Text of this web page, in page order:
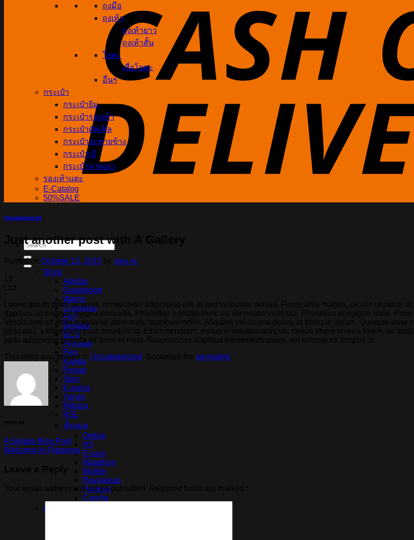
Search
for:
Shop
Adidas
Grandsport
Warrix
Converse
FBT
Breaker
BCS
Flyhawk
Pan
Kappa
Pegan
Spin
K-swiss
Yonex
Mikasa
RSL
ทั้งหมด
Option
H3
E-vani
Marathon
Molten
Havaianas
Popteen
Carcha
ผู้ชาย
ถุงมือ
ถุงเท้า
ถุงเท้ายาว
ถุงเท้าสั้น
โยคะ
เสื่อโยคะ
อื่นๆ
กระเป๋า
กระเป๋ายิม
กระเป๋ารองเท้า
กระเป๋าดัฟเฟิล
กระเป๋าสะพายข้าง
กระเป๋าเป้
กระเป๋าคาดเอว
รองเท้าแตะ
E-Catalog
50%SALE
Uncategorized
Just another post with A Gallery
Posted on October 13, 2015 mos w.
Lorem ipsum dolor sit amet, consectetur adipiscing elit. In sed vulputate massa. Fusce ante magna, iaculis ut purus
dapibus, et tristique magna convallis. Phasellus egestas nunc eu venenatis vehicula. Phasellus et magna nulla.
Vestibulum sit amet magna sit amet nunc faucibus mollis. Aliquam vel lacinia purus, id tristique ipsum. Quisque vitae
justo orci, a bibendum risus tincidunt id. Etiam hendrerit, metus in volutpat tempus, neque libero viverra lorem, ac
justo adipiscing gravida sit amet et risus. Suspendisse dapibus elementum quam, vel semper mi tempus ac.
This entry was posted in Uncategorized permalink
A Simple Blog Post
Welcome to Flatsome
Your email address will not be published.